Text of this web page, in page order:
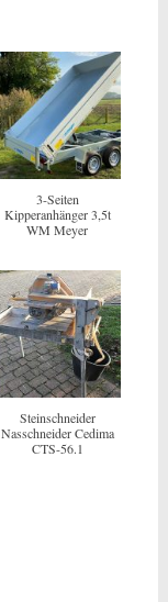
3-Seiten
Kipperanhänger 3,5t
WM Meyer
Steinschneider
Nasschneider Cedima
CTS-56.1